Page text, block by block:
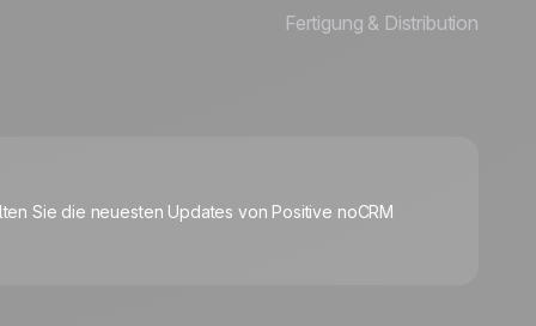
Fertigung & Distribution
Sie die neuesten Updates von Positive noCRM